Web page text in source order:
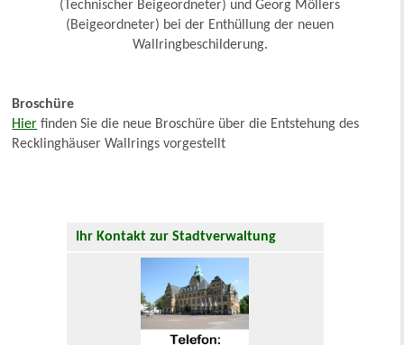
(Technischer Beigeordneter) und Georg Möllers
(Beigeordneter) bei der Enthüllung der neuen
Wallringbeschilderung.
Broschüre
Hier finden Sie die neue Broschüre über die Entstehung des
Recklinghäuser Wallrings vorgestellt
Ihr Kontakt zur Stadtverwaltung